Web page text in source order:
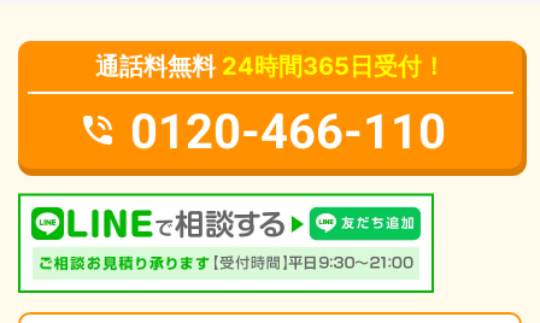
通話料無料 24時間365日受付！
0120-466-110